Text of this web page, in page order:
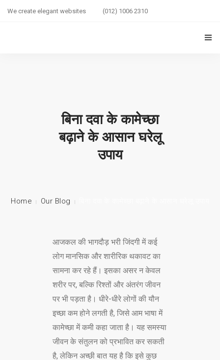
We create elegant websites (012) 1006 2310
MARRIED LIFE HEALTH
SEXUAL WELLNESS
ABOUT US
बिना दवा के कामेच्छा
बढ़ाने के आसान घरेलू
उपाय
Home Our Blog
आजकल की भागदौड़ भरी जिंदगी में कई
लोग मानसिक और शारीरिक थकावट का
सामना कर रहे हैं। इसका असर न केवल
शरीर पर, बल्कि रिश्तों और अंतरंग जीवन
पर भी पड़ता है। धीरे-धीरे लोगों की यौन
इच्छा कम होने लगती है, जिसे आम भाषा में
कामेच्छा में कमी कहा जाता है। यह समस्या
जीवन के संतुलन को प्रभावित कर सकती
है, लेकिन अच्छी बात यह है कि इसे कुछ